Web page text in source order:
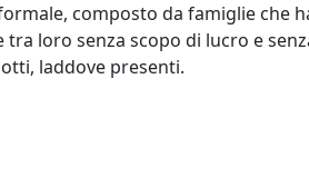
composto da famiglie
loro senza scopo di lucro e
laddove presenti.